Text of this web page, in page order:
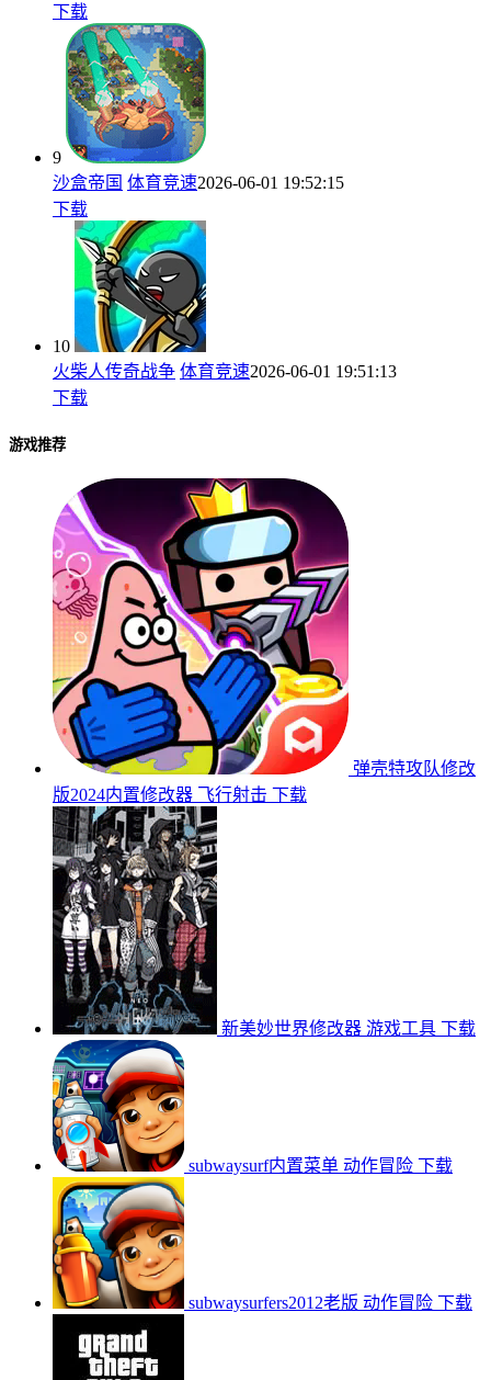
下载
9
沙盒帝国 体育竞速2026-06-01 19:52:15
下载
10
火柴人传奇战争 体育竞速2026-06-01 19:51:13
下载
游戏推荐
弹壳特攻队修改
版2024内置修改器 飞行射击 下载
新美妙世界修改器 游戏工具 下载
subwaysurf内置菜单 动作冒险 下载
subwaysurfers2012老版 动作冒险 下载